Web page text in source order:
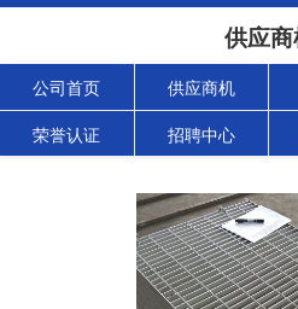
供应商
公司首页 供应商机
荣誉认证 招聘中心